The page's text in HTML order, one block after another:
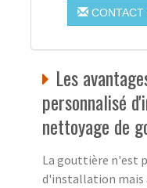
CONTACT
Les
personnalisé
nettoyage de
La gouttière n'est
d'installation mais